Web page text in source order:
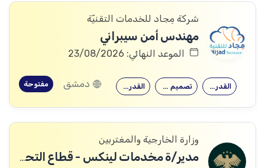
شركة مِجاد للخدمات التقنيّة
مهندس أمن سيبراني
الموعد النهائي: 23/08/2026
القدرة على… تصميم وتنفيذ… القدرة على… دمشق مفتوحة
وزارة الخارجية والمغتربين
مدير/ة مخدمات لينكس - قطاع التحول الرقمي